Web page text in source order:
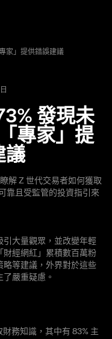
家」提供錯誤建議
發現未
專家」提
議
解 Z 世代交易者如何獲取
靠且受監管的投資指引來
大量觀眾，並改變年輕
財經網紅」累積數百萬粉
略等建議，外界對於這些
嚴重疑慮。
務知識，其中有 83% 主